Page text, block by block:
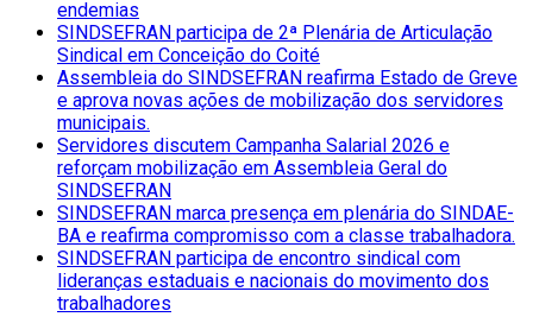
endemias
SINDSEFRAN participa de 2ª Plenária de Articulação
Sindical em Conceição do Coité
Assembleia do SINDSEFRAN reafirma Estado de Greve
e aprova novas ações de mobilização dos servidores
municipais.
Servidores discutem Campanha Salarial 2026 e
reforçam mobilização em Assembleia Geral do
SINDSEFRAN
SINDSEFRAN marca presença em plenária do SINDAE-
BA e reafirma compromisso com a classe trabalhadora.
SINDSEFRAN participa de encontro sindical com
lideranças estaduais e nacionais do movimento dos
trabalhadores